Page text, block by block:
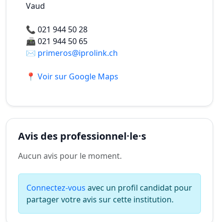
Vaud
📞 021 944 50 28
📠021 944 50 65
✉️ primeros@iprolink.ch
📍 Voir sur Google Maps
Avis des professionnel·le·s
Aucun avis pour le moment.
Connectez-vous avec un profil candidat pour
partager votre avis sur cette institution.